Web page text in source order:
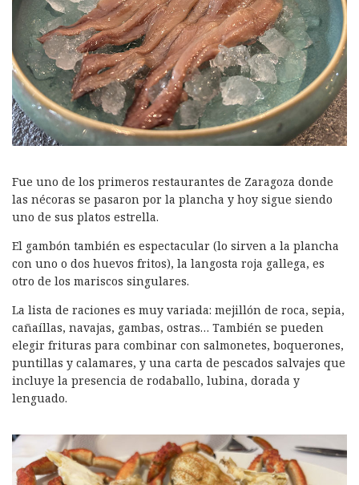
Fue uno de los primeros restaurantes de Zaragoza donde
las nécoras se pasaron por la plancha y hoy sigue siendo
uno de sus platos estrella.
El gambón también es espectacular (lo sirven a la plancha
con uno o dos huevos fritos), la langosta roja gallega, es
otro de los mariscos singulares.
La lista de raciones es muy variada: mejillón de roca, sepia,
cañaíllas, navajas, gambas, ostras… También se pueden
elegir frituras para combinar con salmonetes, boquerones,
puntillas y calamares, y una carta de pescados salvajes que
incluye la presencia de rodaballo, lubina, dorada y
lenguado.